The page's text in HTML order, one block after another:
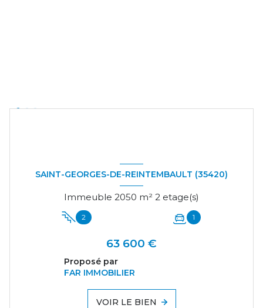
SAINT-GEORGES-DE-REINTEMBAULT (35420)
Immeuble 2050 m² 2 etage(s)
2 1
63 600 €
Proposé par
FAR IMMOBILIER
VOIR LE BIEN